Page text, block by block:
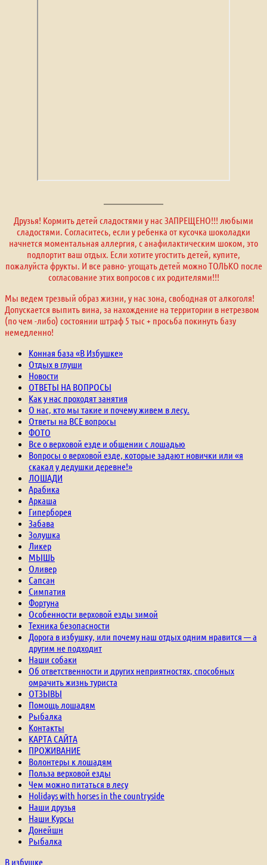
Друзья! Кормить детей сладостями у нас ЗАПРЕЩЕНО!!! любыми
сладостями. Согласитесь, если у ребенка от кусочка шоколадки
начнется моментальная аллергия, с анафилактическим шоком, это
подпортит ваш отдых. Если хотите угостить детей, купите,
пожалуйста фрукты. И все равно- угощать детей можно ТОЛЬКО после
согласование этих вопросов с их родителями!!!
Мы ведем трезвый образ жизни, у нас зона, свободная от алкоголя!
Допускается выпить вина, за нахождение на территории в нетрезвом
(по чем -либо) состоянии штраф 5 тыс + просьба покинуть базу
немедленно!
Конная база «В Избушке»
Отдых в глуши
Новости
ОТВЕТЫ НА ВОПРОСЫ
Как у нас проходят занятия
О нас, кто мы такие и почему живем в лесу.
Ответы на ВСЕ вопросы
ФОТО
Все о верховой езде и общении с лошадью
Вопросы о верховой езде, которые задают новички или «я
скакал у дедушки деревне!»
ЛОШАДИ
Арабика
Аркаша
Гиперборея
Забава
Золушка
Ликер
МЫШЬ
Оливер
Сапсан
Симпатия
Фортуна
Особенности верховой езды зимой
Техника безопасности
Дорога в избушку, или почему наш отдых одним нравится — а
другим не подходит
Наши собаки
Об ответственности и других неприятностях, способных
омрачить жизнь туриста
ОТЗЫВЫ
Помощь лошадям
Рыбалка
Контакты
КАРТА САЙТА
ПРОЖИВАНИЕ
Волонтеры к лошадям
Польза верховой езды
Чем можно питаться в лесу
Holidays with horses in the countryside
Наши друзья
Наши Курсы
Донейшн
Рыбалка
В избушке